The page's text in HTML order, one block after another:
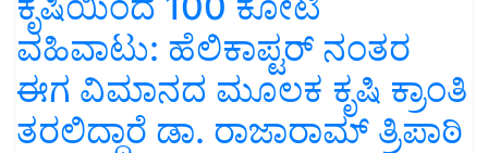
ವಹಿವಾಟು: ಹೆಲಿಕಾಪ್ಟರ್ ನಂತರ
ಈಗ ವಿಮಾನದ ಮೂಲಕ ಕೃಷಿ ಕ್ರಾಂತಿ
ತರಲಿದ್ದಾರೆ ಡಾ. ರಾಜಾರಾಮ್ ತ್ರಿಪಾಠಿ